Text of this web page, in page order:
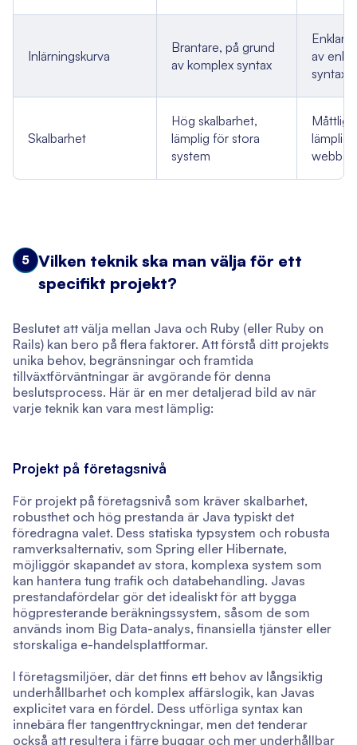
Inlärningskurva
Brantare, på grund
av komplex syntax
av
syntax
Skalbarhet
Hög skalbarhet,
lämplig för stora
system
Måttlig
lämplig
5 Vilken teknik ska man välja för ett
specifikt projekt?
Beslutet att välja mellan Java och Ruby (eller Ruby on
Rails) kan bero på flera faktorer. Att förstå ditt projekts
unika behov, begränsningar och framtida
tillväxtförväntningar är avgörande för denna
beslutsprocess. Här är en mer detaljerad bild av när
varje teknik kan vara mest lämplig:
Projekt på företagsnivå
För projekt på företagsnivå som kräver skalbarhet,
robusthet och hög prestanda är Java typiskt det
föredragna valet. Dess statiska typsystem och robusta
ramverksalternativ, som Spring eller Hibernate,
möjliggör skapandet av stora, komplexa system som
kan hantera tung trafik och databehandling. Javas
prestandafördelar gör det idealiskt för att bygga
högpresterande beräkningssystem, såsom de som
används inom Big Data-analys, finansiella tjänster eller
storskaliga e-handelsplattformar.
I företagsmiljöer, där det finns ett behov av långsiktig
underhållbarhet och komplex affärslogik, kan Javas
explicitet vara en fördel. Dess utförliga syntax kan
innebära fler tangenttryckningar, men det tenderar
också att resultera i färre buggar och mer underhållbar